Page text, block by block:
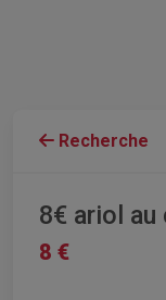
Recherche
8€ ariol au
8 €